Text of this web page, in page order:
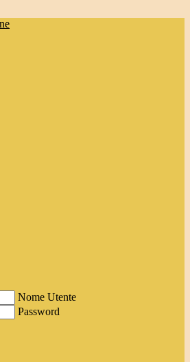
Nome Utente
Password